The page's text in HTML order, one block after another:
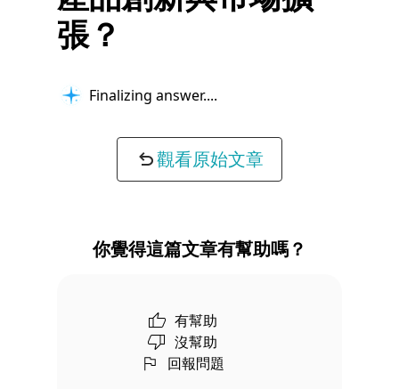
張？
Finalizing answer...
觀看原始文章
你覺得這篇文章有幫助嗎？
有幫助
沒幫助
回報問題